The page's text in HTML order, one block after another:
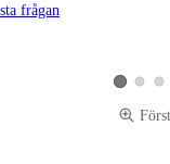
frågan
VisaVisa